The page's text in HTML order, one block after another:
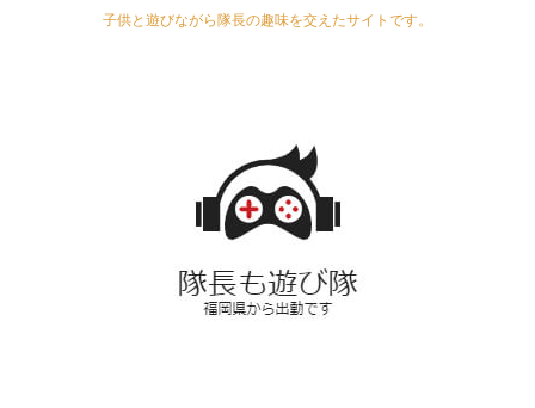
子供と遊びながら隊長の趣味を交えたサイトです。